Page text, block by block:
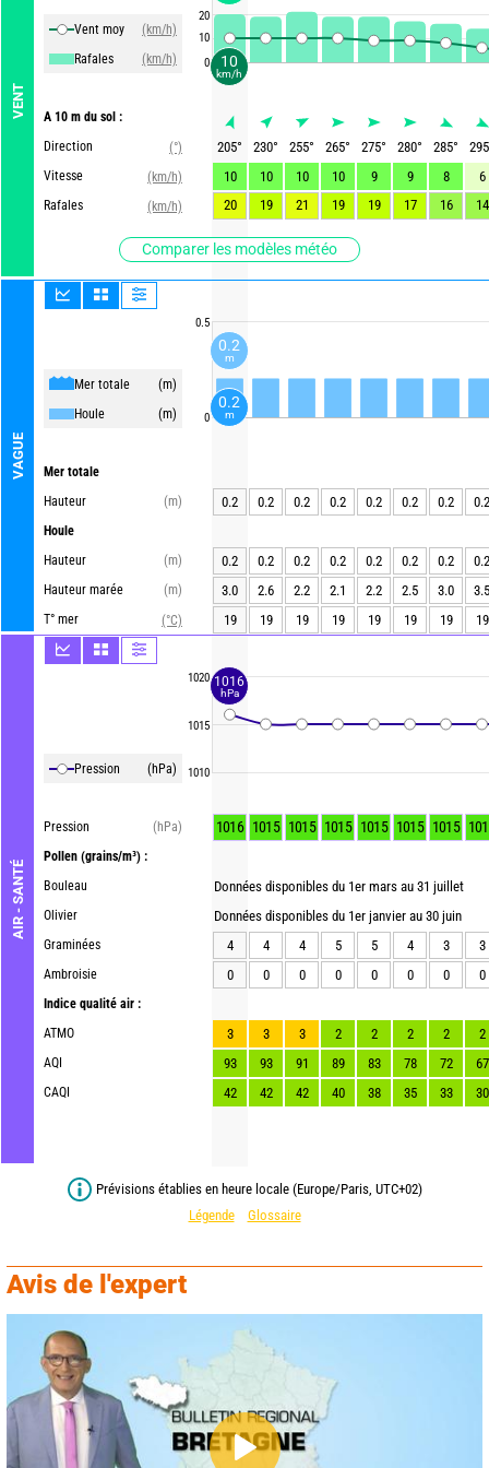
VENT
Vent moy
(km/h)
Rafales
(km/h)
A 10 m du sol :
Direction
(°)
Vitesse
(km/h)
Rafales
(km/h)
Comparer les modèles météo
VAGUE
Mer totale
(m)
Houle
(m)
Mer totale
Hauteur
(m)
Houle
Hauteur
(m)
Hauteur marée
(m)
T° mer
(°C)
AIR - SANTÉ
Pression (hPa)
Pression
(hPa)
Pollen (grains/m³) :
Bouleau
Olivier
Graminées
Ambroisie
Indice qualité air :
ATMO
AQI
CAQI
20
10
0
0.5
0
1020
1015
1010
205° 230° 255° 265° 275° 280° 285°
295
10
10 10 10 9 9 8
6
20
19 21 19 19 17 16 14
0.2 0.2 0.2 0.2 0.2 0.2 0.2 0.2
0.2 0.2 0.2 0.2 0.2 0.2 0.2
0.2
3.0
2.6 2.2 2.1 2.2 2.5 3.0
3.5
19
19 19 19 19 19 19 19
1016 1015 1015 1015 1015 1015 1015
Données disponibles du 1er mars au 31 juillet
Données disponibles du 1er janvier au 30 juin
4
4 4 5 5 4 3
3
0
0 0 0 0 0 0 0
3 3 3 2 2 2 2
2
93
93 91 89 83 78 72
67
42
42 42 40 38 35 33 30
Prévisions établies en heure locale (Europe/Paris, UTC+02)
Légende
Glossaire
Avis de l'expert
10
km/h
0.2
m
0.2
m
1016
hPa